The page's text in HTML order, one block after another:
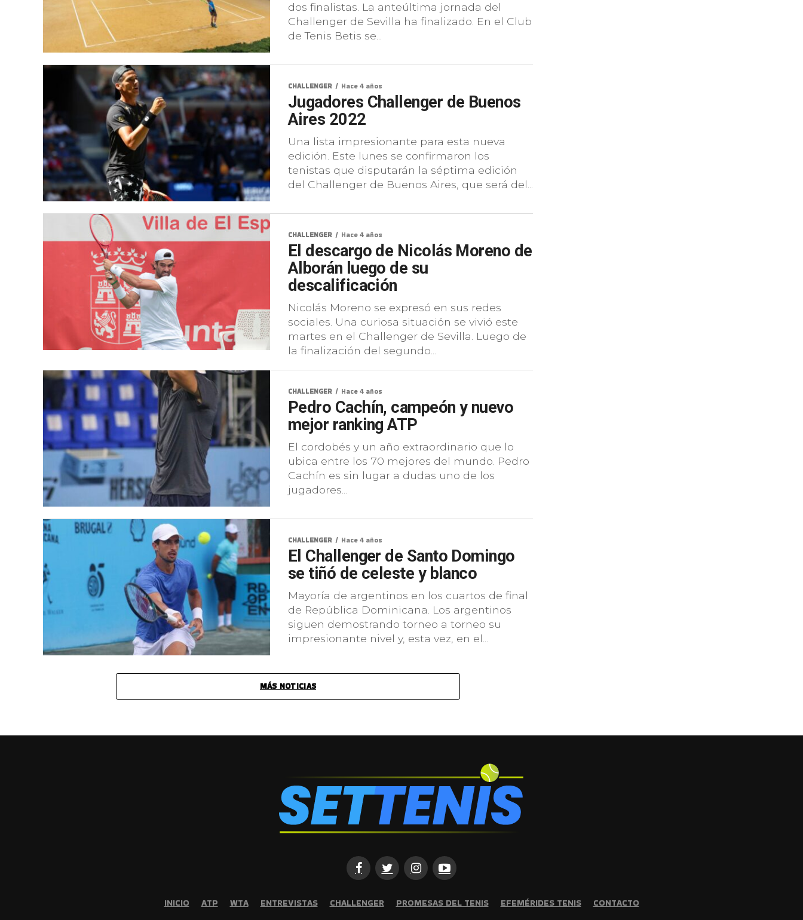
dos finalistas. La anteúltima jornada del
Challenger de Sevilla ha finalizado. En el Club
de Tenis Betis se...
CHALLENGER Hace 4 años
Jugadores Challenger de Buenos
Aires 2022
Una lista impresionante para esta nueva
edición. Este lunes se confirmaron los
tenistas que disputarán la séptima edición
del Challenger de Buenos Aires, que será del...
CHALLENGER Hace 4 años
El descargo de Nicolás Moreno de
Alborán luego de su
descalificación
Nicolás Moreno se expresó en sus redes
sociales. Una curiosa situación se vivió este
martes en el Challenger de Sevilla. Luego de
la finalización del segundo...
CHALLENGER Hace 4 años
Pedro Cachín, campeón y nuevo
mejor ranking ATP
El cordobés y un año extraordinario que lo
ubica entre los 70 mejores del mundo. Pedro
Cachín es sin lugar a dudas uno de los
jugadores...
CHALLENGER Hace 4 años
El Challenger de Santo Domingo
se tiñó de celeste y blanco
Mayoría de argentinos en los cuartos de final
de República Dominicana. Los argentinos
siguen demostrando torneo a torneo su
impresionante nivel y, esta vez, en el...
MÁS NOTICIAS
INICIO ATP WTA ENTREVISTAS CHALLENGER PROMESAS DEL TENIS EFEMÉRIDES TENIS CONTACTO